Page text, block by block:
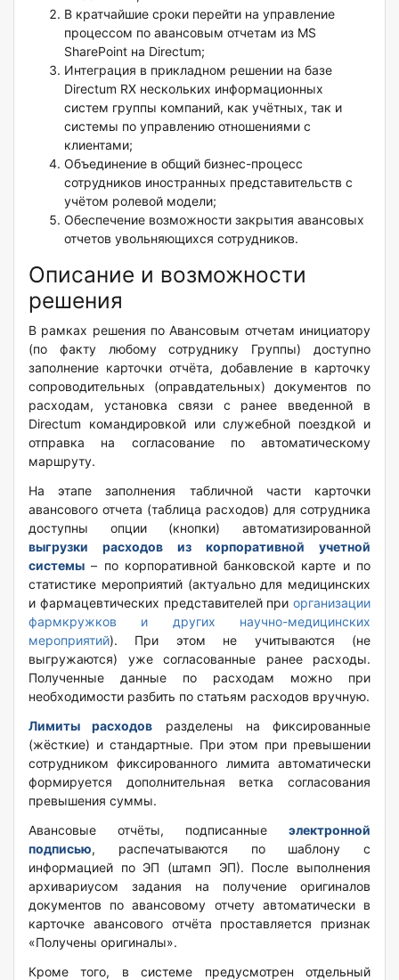
В кратчайшие сроки перейти на управление
процессом по авансовым отчетам из MS
SharePoint на Directum;
Интеграция в прикладном решении на базе
Directum RX нескольких информационных
систем группы компаний, как учётных, так и
системы по управлению отношениями с
клиентами;
Объединение в общий бизнес-процесс
сотрудников иностранных представительств с
учётом ролевой модели;
Обеспечение возможности закрытия авансовых
отчетов увольняющихся сотрудников.
Описание и возможности
решения
В рамках решения по Авансовым отчетам инициатору
(по факту любому сотруднику Группы) доступно
заполнение карточки отчёта, добавление в карточку
сопроводительных (оправдательных) документов по
расходам, установка связи с ранее введенной в
Directum командировкой или служебной поездкой и
отправка на согласование по автоматическому
маршруту.
На этапе заполнения табличной части карточки
авансового отчета (таблица расходов) для сотрудника
доступны опции (кнопки) автоматизированной
выгрузки расходов из корпоративной учетной
системы – по корпоративной банковской карте и по
статистике мероприятий (актуально для медицинских
и фармацевтических представителей при организации
фармкружков и других научно-медицинских
мероприятий). При этом не учитываются (не
выгружаются) уже согласованные ранее расходы.
Полученные данные по расходам можно при
необходимости разбить по статьям расходов вручную.
Лимиты расходов разделены на фиксированные
(жёсткие) и стандартные. При этом при превышении
сотрудником фиксированного лимита автоматически
формируется дополнительная ветка согласования
превышения суммы.
Авансовые отчёты, подписанные электронной
подписью, распечатываются по шаблону с
информацией по ЭП (штамп ЭП). После выполнения
архивариусом задания на получение оригиналов
документов по авансовому отчету автоматически в
карточке авансового отчёта проставляется признак
«Получены оригиналы».
Кроме того, в системе предусмотрен отдельный